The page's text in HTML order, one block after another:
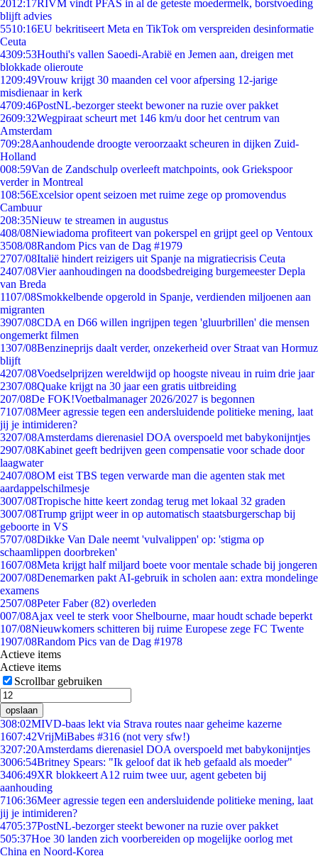
2012:17RIVM vindt PFAS in al de geteste moedermelk, borstvoeding
blijft advies
5510:16EU bekritiseert Meta en TikTok om verspreiden desinformatie
Ceuta
4309:53Houthi's vallen Saoedi-Arabië en Jemen aan, dreigen met
blokkade olieroute
1209:49Vrouw krijgt 30 maanden cel voor afpersing 12-jarige
misdienaar in kerk
4709:46PostNL-bezorger steekt bewoner na ruzie over pakket
2609:32Wegpiraat scheurt met 146 km/u door het centrum van
Amsterdam
709:28Aanhoudende droogte veroorzaakt scheuren in dijken Zuid-
Holland
008:59Van de Zandschulp overleeft matchpoints, ook Griekspoor
verder in Montreal
108:56Excelsior opent seizoen met ruime zege op promovendus
Cambuur
208:35Nieuw te streamen in augustus
408/08Niewiadoma profiteert van pokerspel en grijpt geel op Ventoux
3508/08Random Pics van de Dag #1979
2707/08Italië hindert reizigers uit Spanje na migratiecrisis Ceuta
2407/08Vier aanhoudingen na doodsbedreiging burgemeester Depla
van Breda
1107/08Smokkelbende opgerold in Spanje, verdienden miljoenen aan
migranten
3907/08CDA en D66 willen ingrijpen tegen 'gluurbrillen' die mensen
ongemerkt filmen
1307/08Benzineprijs daalt verder, onzekerheid over Straat van Hormuz
blijft
4207/08Voedselprijzen wereldwijd op hoogste niveau in ruim drie jaar
2307/08Quake krijgt na 30 jaar een gratis uitbreiding
207/08De FOK!Voetbalmanager 2026/2027 is begonnen
7107/08Meer agressie tegen een andersluidende politieke mening, laat
jij je intimideren?
3207/08Amsterdams dierenasiel DOA overspoeld met babykonijntjes
2907/08Kabinet geeft bedrijven geen compensatie voor schade door
laagwater
2407/08OM eist TBS tegen verwarde man die agenten stak met
aardappelschilmesje
3007/08Tropische hitte keert zondag terug met lokaal 32 graden
3007/08Trump grijpt weer in op automatisch staatsburgerschap bij
geboorte in VS
5707/08Dikke Van Dale neemt 'vulvalippen' op: 'stigma op
schaamlippen doorbreken'
1607/08Meta krijgt half miljard boete voor mentale schade bij jongeren
2007/08Denemarken pakt AI-gebruik in scholen aan: extra mondelinge
examens
2507/08Peter Faber (82) overleden
007/08Ajax veel te sterk voor Shelbourne, maar houdt schade beperkt
107/08Nieuwkomers schitteren bij ruime Europese zege FC Twente
1907/08Random Pics van de Dag #1978
Actieve items
Actieve items
Scrollbar gebruiken
opslaan
308:02MIVD-baas lekt via Strava routes naar geheime kazerne
1607:42VrijMiBabes #316 (not very sfw!)
3207:20Amsterdams dierenasiel DOA overspoeld met babykonijntjes
3006:54Britney Spears: "Ik geloof dat ik heb gefaald als moeder"
3406:49XR blokkeert A12 ruim twee uur, agent gebeten bij
aanhouding
7106:36Meer agressie tegen een andersluidende politieke mening, laat
jij je intimideren?
4705:37PostNL-bezorger steekt bewoner na ruzie over pakket
505:37Hoe 30 landen zich voorbereiden op mogelijke oorlog met
China en Noord-Korea